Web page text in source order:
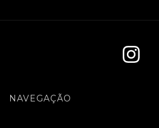
NAVEGAÇÃO